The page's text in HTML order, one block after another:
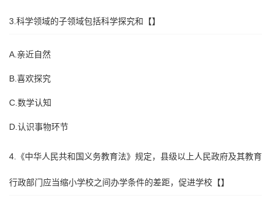
3.科学领域的子领域包括科学探究和【】
A.亲近自然
B.喜欢探究
C.数学认知
D.认识事物环节
4.《中华人民共和国义务教育法》规定，县级以上人民政府及其教育
行政部门应当缩小学校之间办学条件的差距，促进学校【】